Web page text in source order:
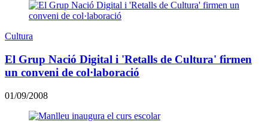
Cultura
El Grup Nació Digital i 'Retalls de Cultura' firmen
un conveni de col·laboració
01/09/2008